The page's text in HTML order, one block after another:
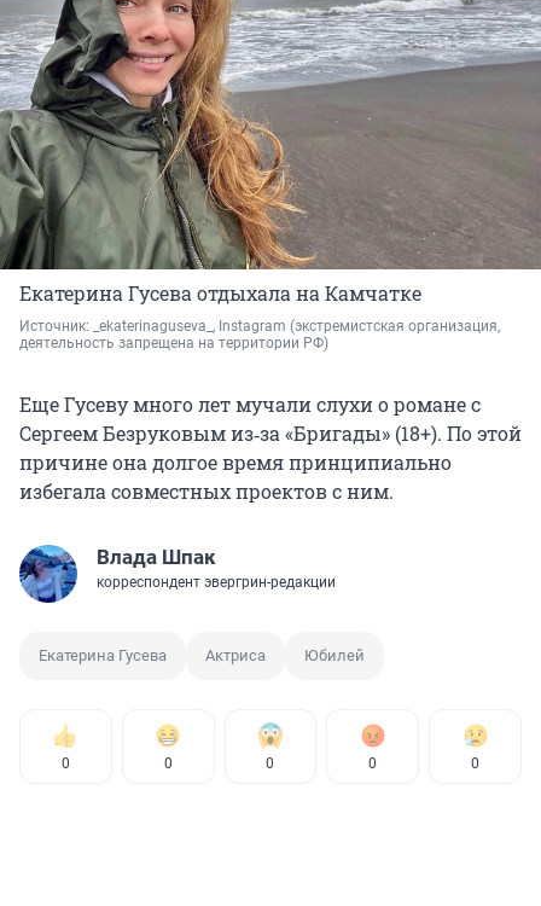
Екатерина Гусева отдыхала на Камчатке
Источник: _ekaterinaguseva_, Instagram (экстремистская организация,
деятельность запрещена на территории РФ)
Еще Гусеву много лет мучали слухи о романе с
Сергеем Безруковым из‑за «Бригады» (18+). По этой
причине она долгое время принципиально
избегала совместных проектов с ним.
Влада Шпак
корреспондент эвергрин-редакции
Екатерина Гусева Актриса Юбилей
0 0 0 0 0